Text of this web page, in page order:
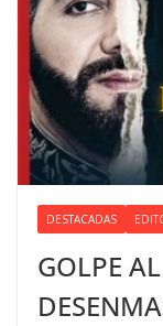
DESTACADAS
GOLPE